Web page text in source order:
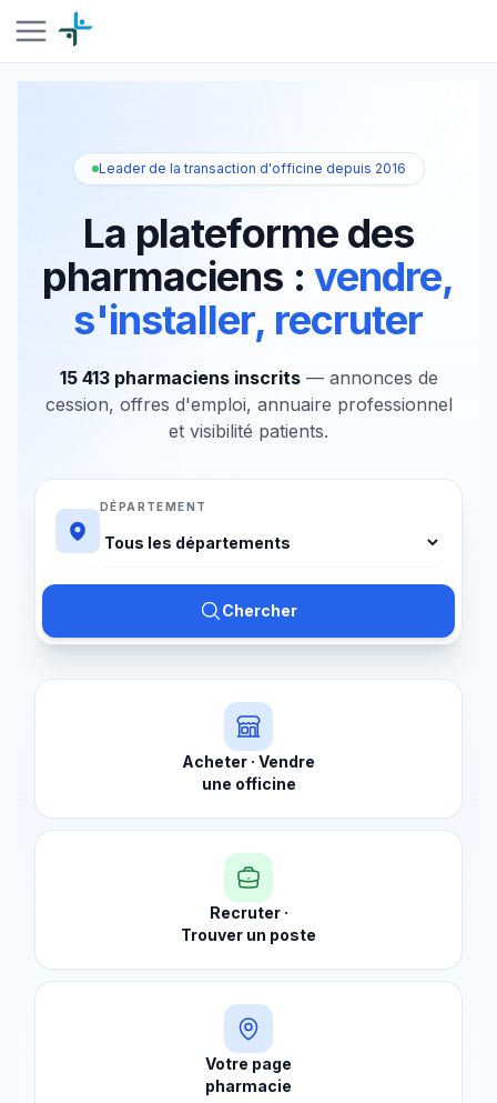
Leader de la transaction d'officine depuis 2016
La plateforme des
pharmaciens : vendre,
s'installer, recruter
15 413 pharmaciens inscrits— annonces de
cession, offres d'emploi, annuaire professionnel
et visibilité patients.
Choisir un département
DÉPARTEMENT
Chercher
Acheter · Vendre
une officine
Recruter ·
Trouver un poste
Votre page
pharmacie